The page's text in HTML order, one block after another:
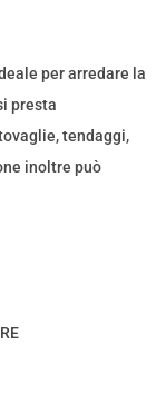
per arredare la
presta
tendaggi,
inoltre può